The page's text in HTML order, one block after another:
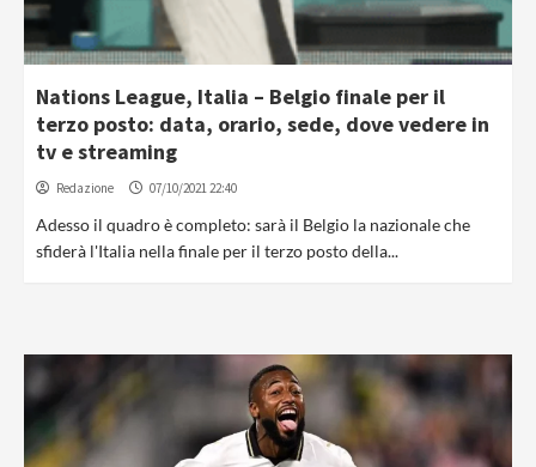
Nations League, Italia – Belgio finale per il
terzo posto: data, orario, sede, dove vedere in
tv e streaming
Redazione 07/10/2021 22:40
Adesso il quadro è completo: sarà il Belgio la nazionale che
sfiderà l'Italia nella finale per il terzo posto della...